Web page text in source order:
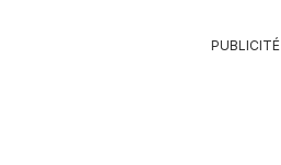
PUBLICITÉ